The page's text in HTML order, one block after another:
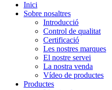
Inici
Sobre nosaltres
Introducció
Control de qualitat
Certificació
Les nostres marques
El nostre servei
La nostra venda
Vídeo de productes
Productes